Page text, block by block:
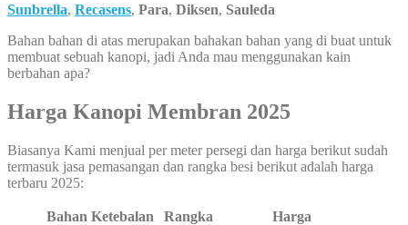
Sunbrella, Recasens, Para, Diksen, Sauleda
Bahan bahan di atas merupakan bahakan bahan yang di buat untuk
membuat sebuah kanopi, jadi Anda mau menggunakan kain
berbahan apa?
Harga Kanopi Membran 2025
Biasanya Kami menjual per meter persegi dan harga berikut sudah
termasuk jasa pemasangan dan rangka besi berikut adalah harga
terbaru 2025:
Bahan Ketebalan Rangka
Harga